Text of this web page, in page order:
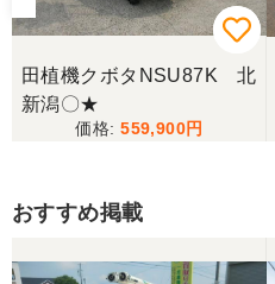
田植機クボタNSU87K 北
新潟〇★
559,900
おすすめ掲載